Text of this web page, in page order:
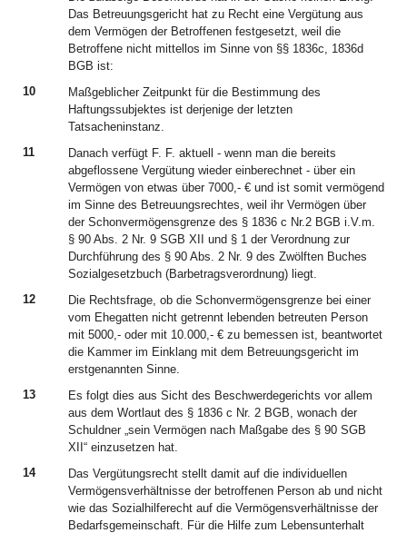
Das Betreuungsgericht hat zu Recht eine Vergütung aus
dem Vermögen der Betroffenen festgesetzt, weil die
Betroffene nicht mittellos im Sinne von §§ 1836c, 1836d
BGB ist:
10
Maßgeblicher Zeitpunkt für die Bestimmung des
Haftungssubjektes ist derjenige der letzten
Tatsacheninstanz.
11
Danach verfügt F. F. aktuell - wenn man die bereits
abgeflossene Vergütung wieder einberechnet - über ein
Vermögen von etwas über 7000,- € und ist somit vermögend
im Sinne des Betreuungsrechtes, weil ihr Vermögen über
der Schonvermögensgrenze des § 1836 c Nr.2 BGB i.V.m.
§ 90 Abs. 2 Nr. 9 SGB XII und § 1 der Verordnung zur
Durchführung des § 90 Abs. 2 Nr. 9 des Zwölften Buches
Sozialgesetzbuch (Barbetragsverordnung) liegt.
12
Die Rechtsfrage, ob die Schonvermögensgrenze bei einer
vom Ehegatten nicht getrennt lebenden betreuten Person
mit 5000,- oder mit 10.000,- € zu bemessen ist, beantwortet
die Kammer im Einklang mit dem Betreuungsgericht im
erstgenannten Sinne.
13
Es folgt dies aus Sicht des Beschwerdegerichts vor allem
aus dem Wortlaut des § 1836 c Nr. 2 BGB, wonach der
Schuldner „sein Vermögen nach Maßgabe des § 90 SGB
XII“ einzusetzen hat.
14
Das Vergütungsrecht stellt damit auf die individuellen
Vermögensverhältnisse der betroffenen Person ab und nicht
wie das Sozialhilferecht auf die Vermögensverhältnisse der
Bedarfsgemeinschaft. Für die Hilfe zum Lebensunterhalt